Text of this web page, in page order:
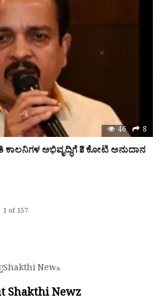
46 8
ಕಾಲನಿಗಳ ಅಭಿವೃದ್ಧಿಗೆ ₹3 ಕೋಟಿ ಅನುದಾನ
1 of157
Shakthi Newz